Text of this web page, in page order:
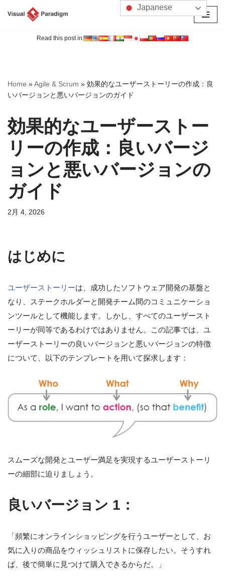
へ
ス
ッ
プ
Read this post in:
Home »Agile & Scrum » 効果的なユーザーストーリーの作成：良
いバージョンと悪いバージョンのガイド
効果的なユーザーストー
リーの作成：良いバージ
ョンと悪いバージョンの
ガイド
2月 4, 2026
はじめに
ユーザーストーリーは、成功したソフトウェア開発の基盤と
なり、ステークホルダーと開発チーム間のコミュニケーショ
ンツールとして機能します。しかし、すべてのユーザースト
ーリーが同等であるわけではありません。この記事では、ユ
ーザーストーリーの良いバージョンと悪いバージョンの特徴
について、以下のテンプレートを用いて探求します：
スムーズな開発とユーザー満足を実現するユーザーストーリ
ーの細部に迫りましょう。
良いバージョン 1：
「頻繁にオンラインショッピングを行うユーザーとして、お
気に入りの商品をウィッシュリストに保存したい。そうすれ
ば、後で簡単に見つけて購入できるからだ。」
Japanese